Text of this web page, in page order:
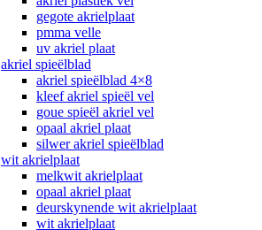
gegote akrielplaat
pmma velle
uv akriel plaat
akriel spieëlblad
akriel spieëlblad 4×8
kleef akriel spieël vel
goue spieël akriel vel
opaal akriel plaat
silwer akriel spieëlblad
wit akrielplaat
melkwit akrielplaat
opaal akriel plaat
deurskynende wit akrielplaat
wit akrielplaat